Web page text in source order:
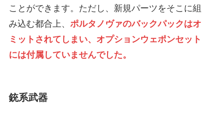
ことができます。ただし、新規パーツをそこに組
み込む都合上、 ポルタノヴァのバックパックはオ
ミットされてしまい、オプションウェポンセット
には付属していませんでした。
銃系武器